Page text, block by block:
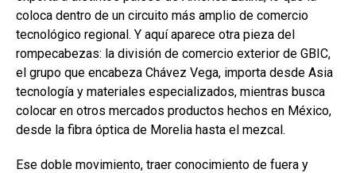
coloca dentro de un circuito más amplio de comercio
tecnológico regional. Y aquí aparece otra pieza del
rompecabezas: la división de comercio exterior de GBIC,
el grupo que encabeza Chávez Vega, importa desde Asia
tecnología y materiales especializados, mientras busca
colocar en otros mercados productos hechos en México,
desde la fibra óptica de Morelia hasta el mezcal.
Ese doble movimiento, traer conocimiento de fuera y